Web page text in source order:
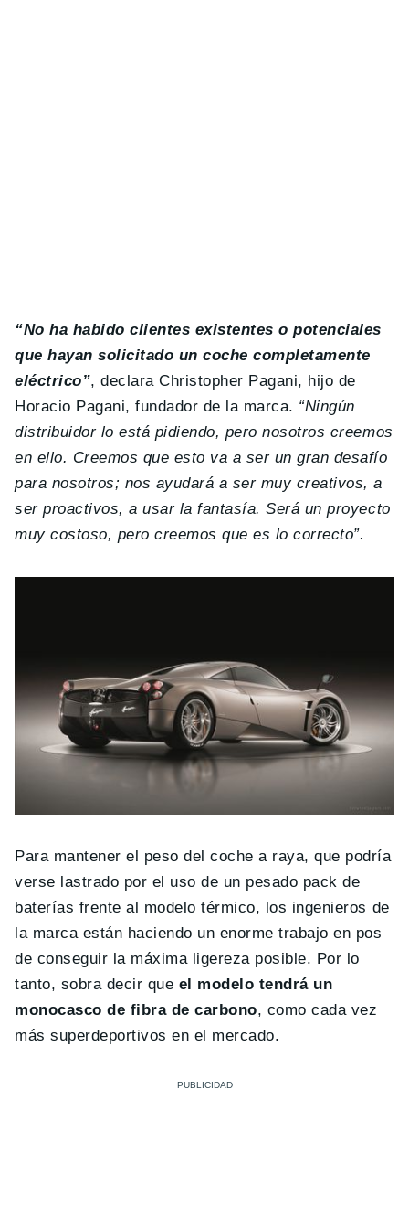
“No ha habido clientes existentes o potenciales
que hayan solicitado un coche completamente
eléctrico”, declara Christopher Pagani, hijo de
Horacio Pagani, fundador de la marca. “Ningún
distribuidor lo está pidiendo, pero nosotros creemos
en ello. Creemos que esto va a ser un gran desafío
para nosotros; nos ayudará a ser muy creativos, a
ser proactivos, a usar la fantasía. Será un proyecto
muy costoso, pero creemos que es lo correcto”.
Para mantener el peso del coche a raya, que podría
verse lastrado por el uso de un pesado pack de
baterías frente al modelo térmico, los ingenieros de
la marca están haciendo un enorme trabajo en pos
de conseguir la máxima ligereza posible. Por lo
tanto, sobra decir que el modelo tendrá un
monocasco de fibra de carbono, como cada vez
más superdeportivos en el mercado.